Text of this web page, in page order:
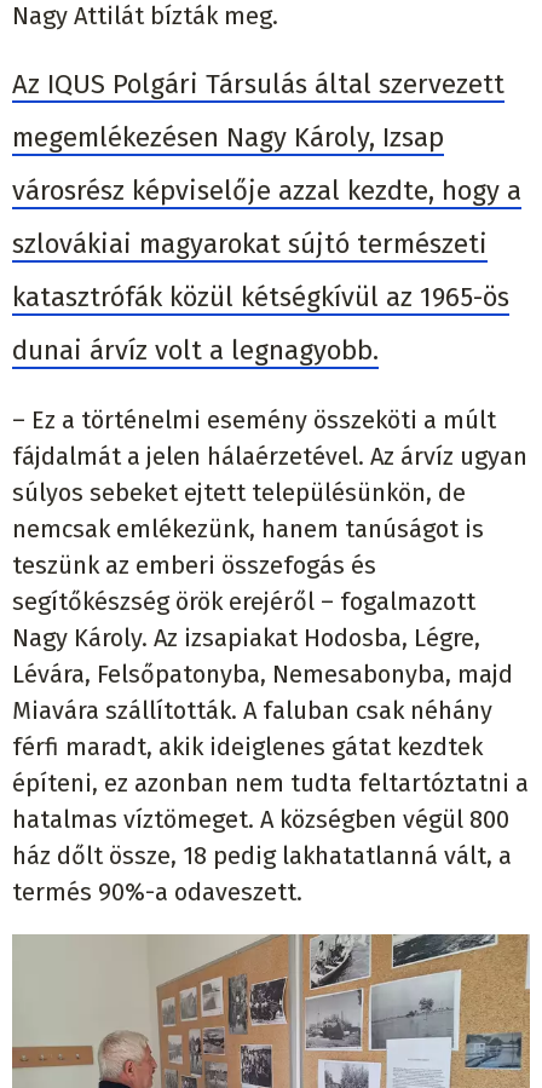
Nagy Attilát bízták meg.
Az IQUS Polgári Társulás által szervezett
megemlékezésen Nagy Károly, Izsap
városrész képviselője azzal kezdte, hogy a
szlovákiai magyarokat sújtó természeti
katasztrófák közül kétségkívül az 1965-ös
dunai árvíz volt a legnagyobb.
– Ez a történelmi esemény összeköti a múlt
fájdalmát a jelen hálaérzetével. Az árvíz ugyan
súlyos sebeket ejtett településünkön, de
nemcsak emlékezünk, hanem tanúságot is
teszünk az emberi összefogás és
segítőkészség örök erejéről – fogalmazott
Nagy Károly. Az izsapiakat Hodosba, Légre,
Lévára, Felsőpatonyba, Nemesabonyba, majd
Miavára szállították. A faluban csak néhány
férfi maradt, akik ideiglenes gátat kezdtek
építeni, ez azonban nem tudta feltartóztatni a
hatalmas víztömeget. A községben végül 800
ház dőlt össze, 18 pedig lakhatatlanná vált, a
termés 90%-a odaveszett.